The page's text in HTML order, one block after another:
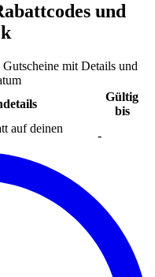
und
mit Details und
Gültig
bis
auf deinen
-